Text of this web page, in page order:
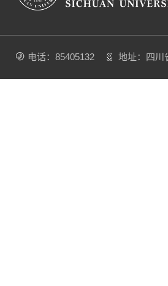
电话：85405132 地址：四川